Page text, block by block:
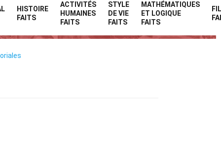
HISTOIRE
FAITS
ACTIVITÉS
HUMAINES
FAITS
STYLE
DE VIE
FAITS
MATHÉMATIQUES
ET LOGIQUE
FAITS